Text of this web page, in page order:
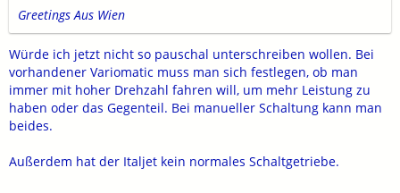
Greetings Aus Wien
Würde ich jetzt nicht so pauschal unterschreiben wollen. Bei
vorhandener Variomatic muss man sich festlegen, ob man
immer mit hoher Drehzahl fahren will, um mehr Leistung zu
haben oder das Gegenteil. Bei manueller Schaltung kann man
beides.
Außerdem hat der Italjet kein normales Schaltgetriebe.